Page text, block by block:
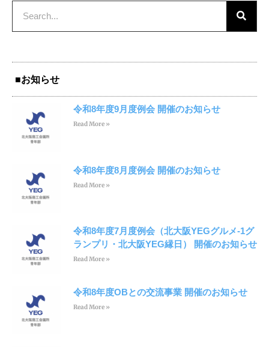
■お知らせ
令和8年度9月度例会 開催のお知らせ
Read More »
令和8年度8月度例会 開催のお知らせ
Read More »
令和8年度7月度例会（北大阪YEGグルメ-1グ
ランプリ・北大阪YEG縁日） 開催のお知らせ
Read More »
令和8年度OBとの交流事業 開催のお知らせ
Read More »